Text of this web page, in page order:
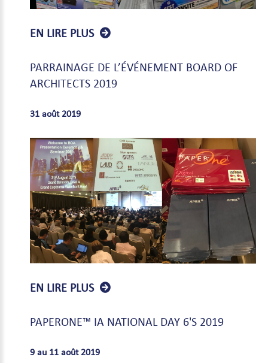
EN LIRE PLUS
PARRAINAGE DE L’ÉVÉNEMENT BOARD OF
ARCHITECTS 2019
31 août 2019
EN LIRE PLUS
PAPERONE™ IA NATIONAL DAY 6'S 2019
9 au 11 août 2019